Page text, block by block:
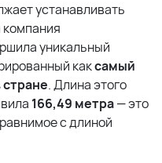
устанавливать
уникальный
каксамый
. Длина этого
166,49 метра— это
с длиной